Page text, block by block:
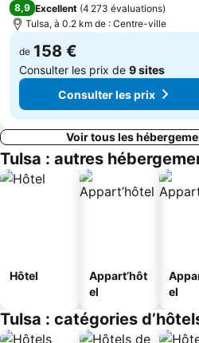
8,9 Excellent (4 273 évaluations)
Tulsa, à 0.2 km de : Centre-ville
de 158 €
Consulter les prix de 9 sites
Consulter les prix
Voir tous les
Tulsa : autres
Hôtel
Appart’hôt
el
el
Tulsa : catégories